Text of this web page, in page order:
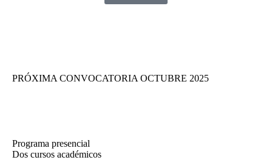
PRÓXIMA CONVOCATORIA OCTUBRE 2025
Programa presencial
Dos cursos académicos